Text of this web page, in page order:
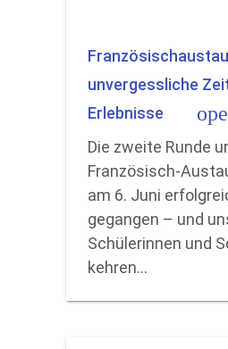
unvergessliche
Erlebnisse
Die zweite Runde
Französisch-
am 6. Juni
gegangen – und
Schülerinnen und
kehren…